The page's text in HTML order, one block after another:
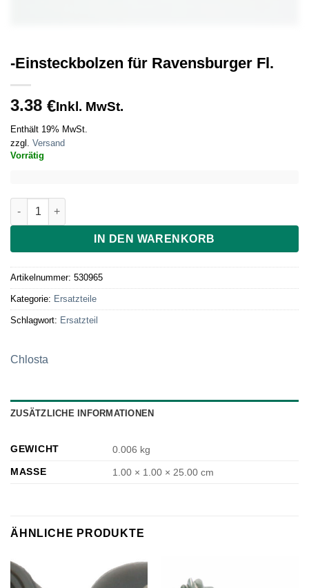
-Einsteckbolzen für Ravensburger Fl.
3.38 €Inkl. MwSt.
Enthält 19% MwSt.
zzgl. Versand
Vorrätig
-Einsteckbolzen für Ravensburger Fl. Menge
IN DEN WARENKORB
Artikelnummer: 530965
Kategorie: Ersatzteile
Schlagwort: Ersatzteil
Chlosta
ZUSÄTZLICHE INFORMATIONEN
GEWICHT
0.006 kg
MASSE
1.00 × 1.00 × 25.00 cm
ÄHNLICHE PRODUKTE